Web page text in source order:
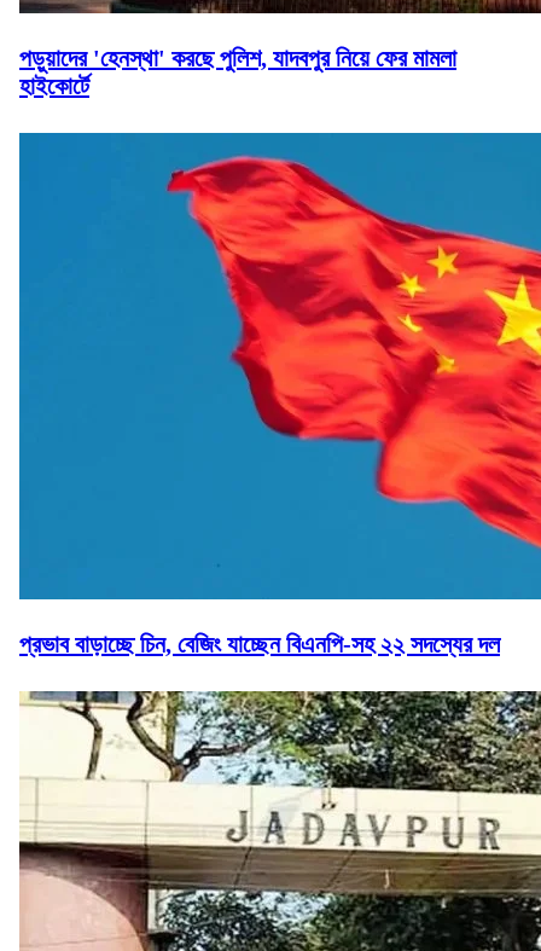
পড়ুয়াদের 'হেনস্থা' করছে পুলিশ, যাদবপুর নিয়ে ফের মামলা
হাইকোর্টে
প্রভাব বাড়াচ্ছে চিন, বেজিং যাচ্ছেন বিএনপি-সহ ২২ সদস্যের দল